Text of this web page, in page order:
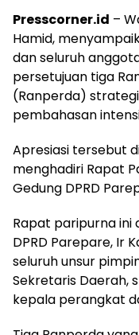
Presscorner.id –
Hamid,
dan seluruh
persetujuan tiga
(Ranperda)
pembahasan
Apresiasi tersebut
menghadiri Rapat
Gedung DPRD
Rapat paripurna ini
DPRD Parepare, Ir
seluruh unsur
Sekretaris Daerah,
kepala perangkat